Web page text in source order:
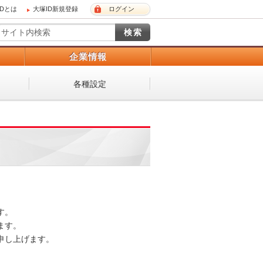
とは 大塚ID新規登録 ログイン
企業情報
各種設定
。
上げます。